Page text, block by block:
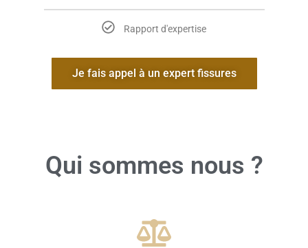
Rapport d'expertise
Je fais appel à un expert fissures
Qui sommes nous ?